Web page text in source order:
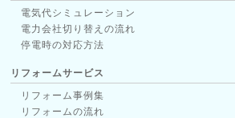
電気代シミュレーション
電力会社切り替えの流れ
停電時の対応方法
リフォームサービス
リフォーム事例集
リフォームの流れ